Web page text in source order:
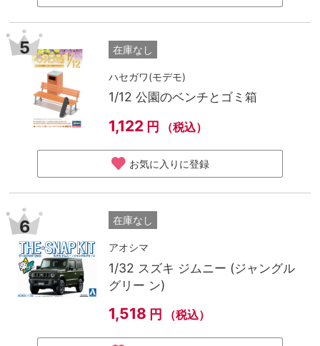
5 在庫なし
ハセガワ(モデモ)
1/12 公園のベンチとゴミ箱
1,122 円 （税込）
お気に入りに登録
6 在庫なし
アオシマ
1/32 スズキ ジムニー (ジャングル
グリー ン)
1,518 円 （税込）